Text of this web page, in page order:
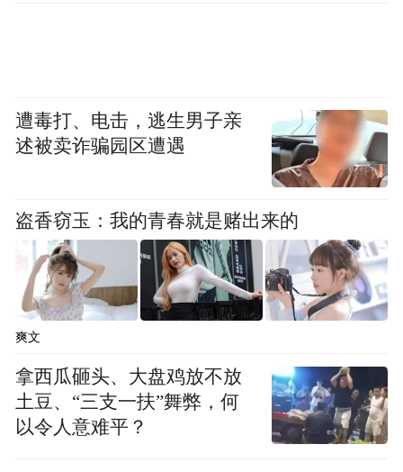
畅，尽显水乡匠造之韵。原本驰骋于河涌的
传统龙船，如今以全新的方式融入城市公共
空间。龙船有灵，亲水而安，水波环绕，船
开放格局赋予其全新的公共审美意义。“水为
财，龙行水”乃广府吉兆。龙船踞于池上，聚
四方水气，寓意社区兴旺、顺风顺水，古韵
新意两相全。
遭毒打、电击，逃生男子亲
述被卖诈骗园区遭遇
盗香窃玉：我的青春就是赌出来的
爽文
拿西瓜砸头、大盘鸡放不放
土豆、“三支一扶”舞弊，何
以令人意难平？